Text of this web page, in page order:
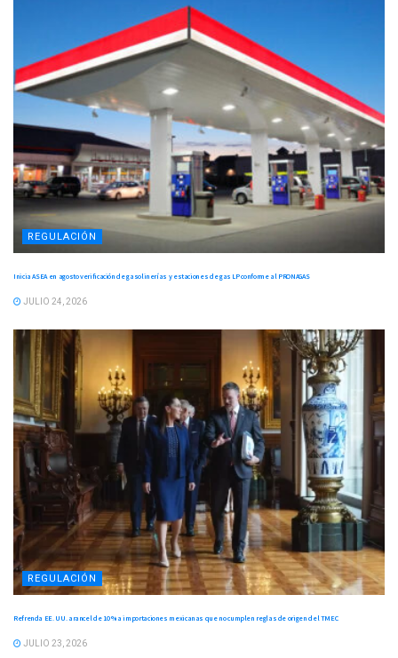
REGULACIÓN
Inicia ASEA en agosto verificación de gasolinerías y estaciones de gas LP conforme al PRONAGAS
JULIO 24, 2026
REGULACIÓN
Refrenda EE. UU. arancel de 10 % a importaciones mexicanas que no cumplen reglas de origen del TMEC
JULIO 23, 2026